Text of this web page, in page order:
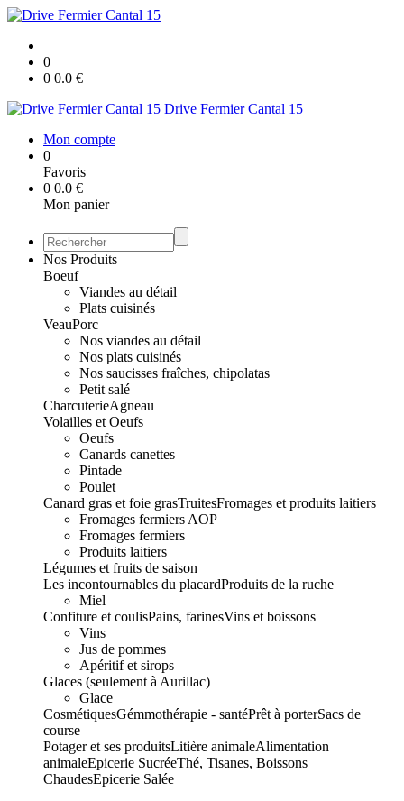
0
0 0.0 €
Drive Fermier Cantal 15
Mon compte
0
Favoris
0 0.0 €
Mon panier
Nos Produits
Boeuf
Viandes au détail
Plats cuisinés
VeauPorc
Nos viandes au détail
Nos plats cuisinés
Nos saucisses fraîches, chipolatas
Petit salé
CharcuterieAgneau
Volailles et Oeufs
Oeufs
Canards canettes
Pintade
Poulet
Canard gras et foie grasTruitesFromages et produits laitiers
Fromages fermiers AOP
Fromages fermiers
Produits laitiers
Légumes et fruits de saison
Les incontournables du placardProduits de la ruche
Miel
Confiture et coulisPains, farinesVins et boissons
Vins
Jus de pommes
Apéritif et sirops
Glaces (seulement à Aurillac)
Glace
CosmétiquesGémmothérapie - santéPrêt à porterSacs de
course
Potager et ses produitsLitière animaleAlimentation
animaleEpicerie SucréeThé, Tisanes, Boissons
ChaudesEpicerie Salée